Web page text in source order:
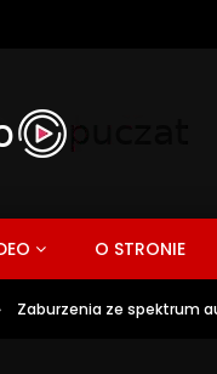
O STRONIE
Zaburzenia ze spektrum